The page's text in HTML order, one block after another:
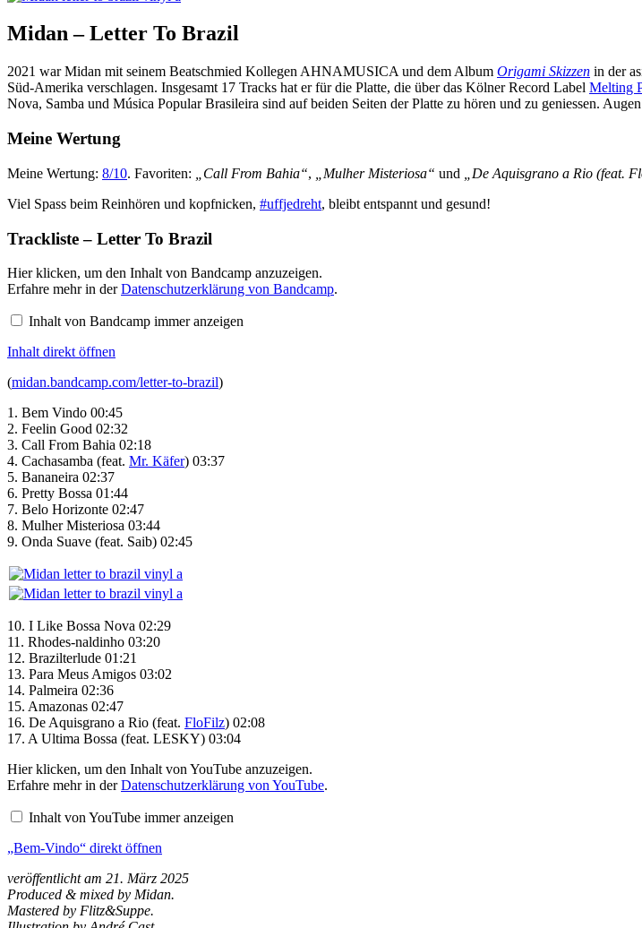
Midan – Letter To Brazil
2021 war Midan mit seinem Beatschmied Kollegen AHNAMUSICA und dem Album Origami Skizzen in der
Süd-Amerika verschlagen. Insgesamt 17 Tracks hat er für die Platte, die über das Kölner Record Label Melting
Nova, Samba und Música Popular Brasileira sind auf beiden Seiten der Platte zu hören und zu geniessen.
Meine Wertung
Meine Wertung: 8/10. Favoriten: „Call From Bahia“, „Mulher Misteriosa“ und „De Aquisgrano a Rio (feat.
Viel Spass beim Reinhören und kopfnicken, #uffjedreht, bleibt entspannt und gesund!
Trackliste – Letter To Brazil
Inhalt
von
Bandcamp
anzeigen
Hier klicken, um den Inhalt von Bandcamp anzuzeigen.
Erfahre mehr in derDatenschutzerklärung von Bandcamp.
Inhalt von Bandcamp immer anzeigen
Inhalt direkt öffnen
(midan.bandcamp.com/letter-to-brazil)
1. Bem Vindo 00:45
2. Feelin Good 02:32
3. Call From Bahia 02:18
4. Cachasamba (feat. Mr. Käfer) 03:37
5. Bananeira 02:37
6. Pretty Bossa 01:44
7. Belo Horizonte 02:47
8. Mulher Misteriosa 03:44
9. Onda Suave (feat. Saib) 02:45
10. I Like Bossa Nova 02:29
11. Rhodes-naldinho 03:20
12. Brazilterlude 01:21
13. Para Meus Amigos 03:02
14. Palmeira 02:36
15. Amazonas 02:47
16. De Aquisgrano a Rio (feat. FloFilz) 02:08
17. A Ultima Bossa (feat. LESKY) 03:04
„Bem-
Vindo“
von
YouTube
anzeigen
Hier klicken, um den Inhalt von YouTube anzuzeigen.
Erfahre mehr in derDatenschutzerklärung von YouTube.
Inhalt von YouTube immer anzeigen
„Bem-Vindo“ direkt öffnen
veröffentlicht am 21. März 2025
Produced & mixed by Midan.
Mastered by Flitz&Suppe.